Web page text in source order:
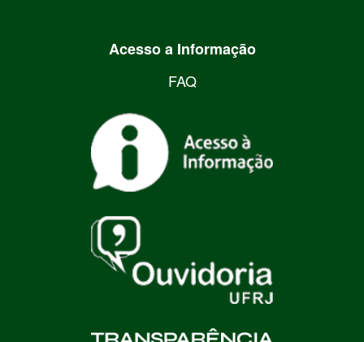
Acesso a Informação
FAQ